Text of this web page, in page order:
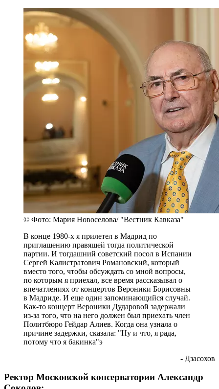
© Фото: Мария Новоселова/ "Вестник Кавказа"
В конце 1980-х я прилетел в Мадрид по
приглашению правящей тогда политической
партии. И тогдашний советский посол в Испании
Сергей Калистратович Романовский, который
вместо того, чтобы обсуждать со мной вопросы,
по которым я приехал, все время рассказывал о
впечатлениях от концертов Вероники Борисовны
в Мадриде. И еще один запоминающийся случай.
Как-то концерт Вероники Дударовой задержали
из-за того, что на него должен был приехать член
Политбюро Гейдар Алиев. Когда она узнала о
причине задержки, сказала: "Ну и что, я рада,
потому что я бакинка"э
- Дзасохов
Ректор Московской консерватории Александр